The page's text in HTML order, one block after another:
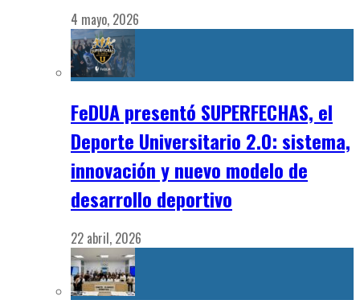
4 mayo, 2026
FeDUA presentó SUPERFECHAS, el
Deporte Universitario 2.0: sistema,
innovación y nuevo modelo de
desarrollo deportivo
22 abril, 2026